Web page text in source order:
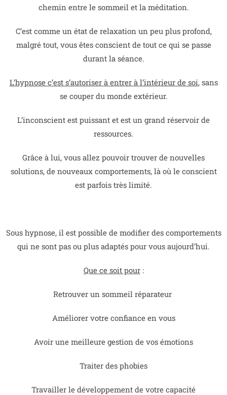
chemin entre le sommeil et la méditation.
C’est comme un état de relaxation un peu plus profond,
malgré tout, vous êtes conscient de tout ce qui se passe
durant la séance.
L’hypnose c’est s’autoriser à entrer à l’intérieur de soi, sans
se couper du monde extérieur.
L’inconscient est puissant et est un grand réservoir de
ressources.
Grâce à lui, vous allez pouvoir trouver de nouvelles
solutions, de nouveaux comportements, là où le conscient
est parfois très limité.
Sous hypnose, il est possible de modifier des comportements
qui ne sont pas ou plus adaptés pour vous aujourd’hui.
Que ce soit pour:
Retrouver un sommeil réparateur
Améliorer votre confiance en vous
Avoir une meilleure gestion de vos émotions
Traiter des phobies
Travailler le développement de votre capacité